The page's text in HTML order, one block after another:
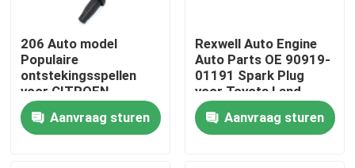
Fabriekstour
Kwaliteitscontrole
206 Auto model
Populaire
ontstekingsspellen
voor CITROEN
PEUGEOT
9636337880 597099
Aanvraag sturen
Rexwell Auto Engine
Auto Parts OE 90919-
01191 Spark Plug
voor Toyota Land
Cruiser HILUX
Aanvraag sturen